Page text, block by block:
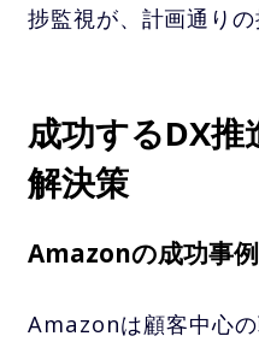
捗監視が、計画通りの
成功するDX
解決策
Amazonの成功事例
Amazonは顧客中心